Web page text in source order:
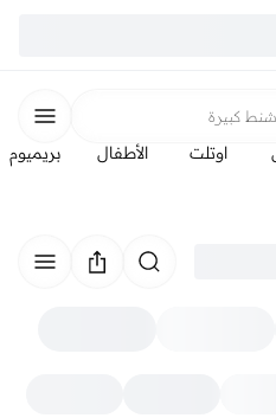
شنط كبيرة
اوتلت الأطفال بريميوم